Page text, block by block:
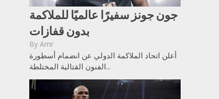
جون جونز سفيرًا عالميًا للملاكمة
بدون قفازات
ByAmr
أعلن اتحاد الملاكمة الدولي عن انضمام أسطورة
الفنون القتالية المختلطة...